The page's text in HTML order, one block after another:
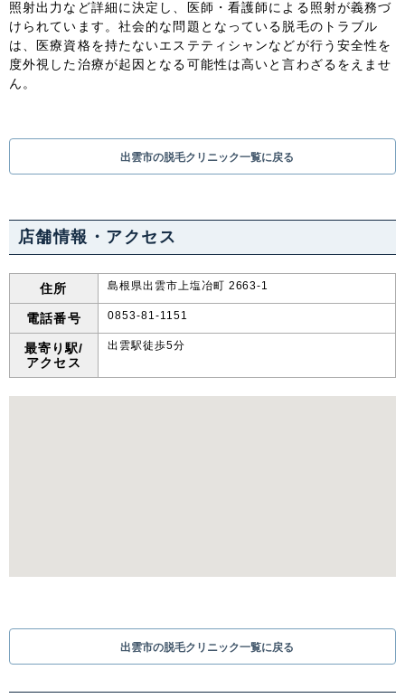
照射出力など詳細に決定し、医師・看護師による照射が義務づ
けられています。社会的な問題となっている脱毛のトラブル
は、医療資格を持たないエステティシャンなどが行う安全性を
度外視した治療が起因となる可能性は高いと言わざるをえませ
ん。
出雲市の脱毛クリニック一覧に戻る
店舗情報・アクセス
住所 島根県出雲市上塩冶町 2663-1
電話番号 0853-81-1151
最寄り駅/
アクセス
出雲駅徒歩5分
出雲市の脱毛クリニック一覧に戻る
愛知県
関西
三重県 和歌山県
鳥取県 島根県
山口県 徳島県 香川県
高知県
九州・沖縄